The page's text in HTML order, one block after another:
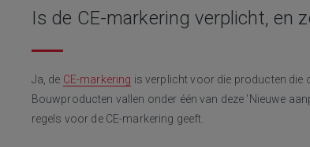
Is de CE-markering verplicht, en
Ja, de CE-markering is verplicht voor die producten die
Bouwproducten vallen onder één van deze 'Nieuwe
regels voor de CE-markering geeft.